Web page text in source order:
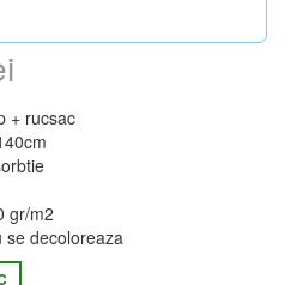
curent
este:
74,99 lei.
+ rucsac
gr/m2
se decoloreaza